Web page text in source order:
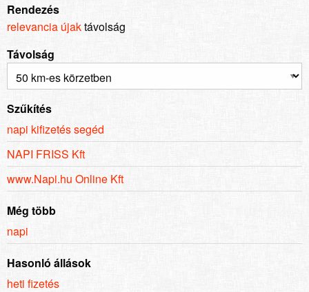
Rendezés
relevancia újaktávolság
Távolság
Szűkítés
napi kifizetés segéd
NAPI FRISS Kft
www.Napi.hu Online Kft
Még több
napi
Hasonló állások
heti fizetés